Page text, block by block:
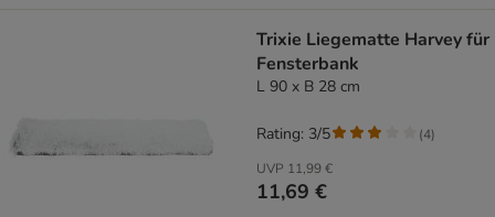
Trixie Liegematte Harvey für
Fensterbank
L 90 x B 28 cm
UVP 11,99 €
11,69 €
Rating: 3/5 (4)